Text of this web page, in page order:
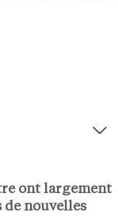
ont largement
de nouvelles